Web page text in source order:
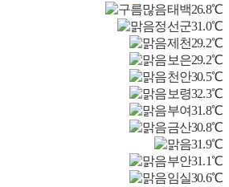
태백26.8℃
정선군31.0℃
제천29.2℃
보은29.2℃
천안30.5℃
보령32.3℃
부여31.8℃
금산30.8℃
31.9℃
부안31.1℃
임실30.6℃